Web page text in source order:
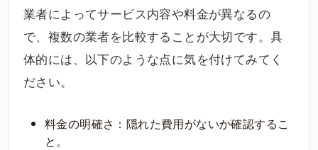
業者によってサービス内容や料金が異なるの
で、複数の業者を比較することが大切です。具
体的には、以下のような点に気を付けてみてく
ださい。
料金の明確さ：隠れた費用がないか確認するこ
と。